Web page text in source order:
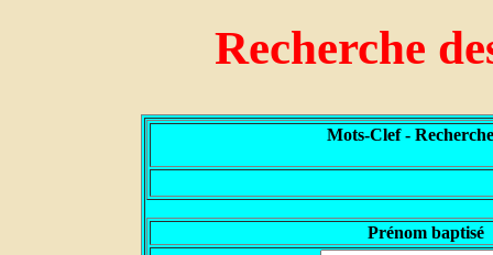
Recherche
Mots-Clef -
Prénom baptisé